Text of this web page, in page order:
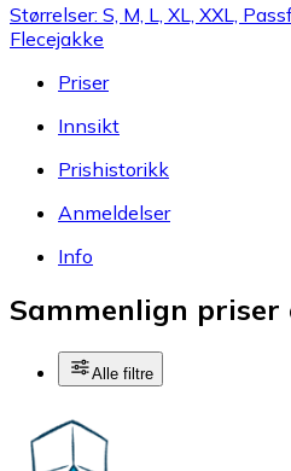
Størrelser: S, M, L, XL, XXL,
Flecejakke
Priser
Innsikt
Prishistorikk
Anmeldelser
Info
Sammenlign
Alle filtre